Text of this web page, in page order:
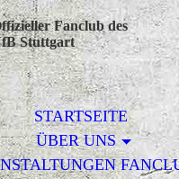
Fanclub des
Stuttgart
STARTSEITE
ÜBER UNS